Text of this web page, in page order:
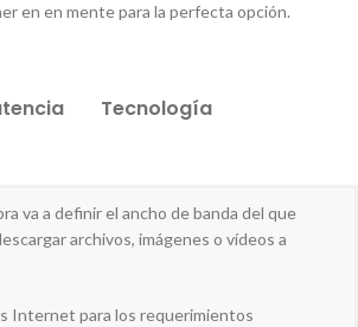
en en mente para la perfecta opción.
Tecnología
va a definir el ancho de banda del que
archivos, imágenes o vídeos a
Internet para los requerimientos